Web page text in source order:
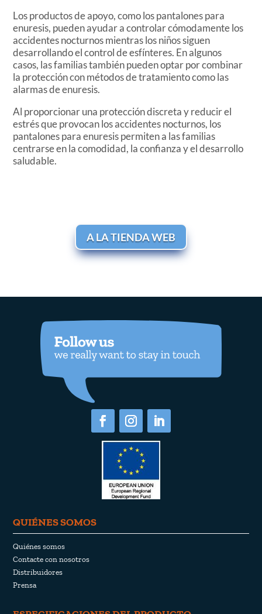
Los productos de apoyo, como los pantalones para
enuresis, pueden ayudar a controlar cómodamente los
accidentes nocturnos mientras los niños siguen
desarrollando el control de esfínteres. En algunos
casos, las familias también pueden optar por combinar
la protección con métodos de tratamiento como las
alarmas de enuresis.
Al proporcionar una protección discreta y reducir el
estrés que provocan los accidentes nocturnos, los
pantalones para enuresis permiten a las familias
centrarse en la comodidad, la confianza y el desarrollo
saludable.
A LA TIENDA WEB
QUIÉNES SOMOS
Quiénes somos
Contacte con nosotros
Distribuidores
Prensa